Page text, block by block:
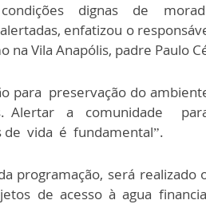
dignas de
enfatizou o
na Vila Anapólis, padre Paulo
para preservação do
Alertar a comunidade
de vida é fundamental”.
programação, será
de acesso à agua